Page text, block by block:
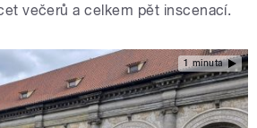
večerů a celkem pět inscenací.
1 minuta